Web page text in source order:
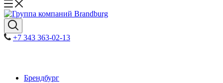
+7 343 363-02-13
Брендбург